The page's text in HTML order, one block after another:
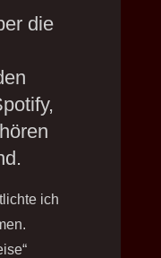
die
ich